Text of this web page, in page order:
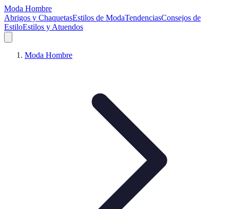
Moda Hombre
Abrigos y ChaquetasEstilos de ModaTendenciasConsejos de
EstiloEstilos y Atuendos
Moda Hombre